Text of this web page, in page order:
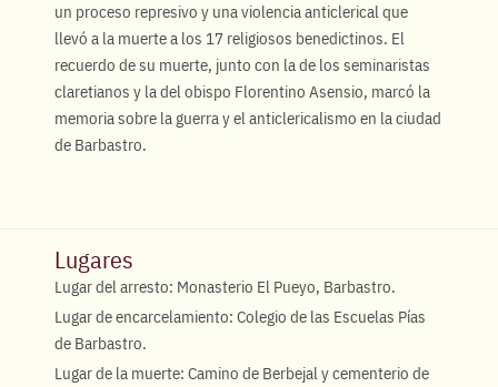
un proceso represivo y una violencia anticlerical que
llevó a la muerte a los 17 religiosos benedictinos. El
recuerdo de su muerte, junto con la de los seminaristas
claretianos y la del obispo Florentino Asensio, marcó la
memoria sobre la guerra y el anticlericalismo en la ciudad
de Barbastro.
Lugares
Lugar del arresto: Monasterio El Pueyo, Barbastro.
Lugar de encarcelamiento: Colegio de las Escuelas Pías
de Barbastro.
Lugar de la muerte: Camino de Berbejal y cementerio de